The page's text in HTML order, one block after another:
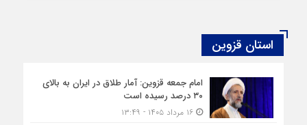
استان قزوین
امام جمعه قزوین: آمار طلاق در ایران به بالای
۳۰ درصد رسیده است
۱۶ مرداد ۱۴۰۵ - ۱۳:۴۹